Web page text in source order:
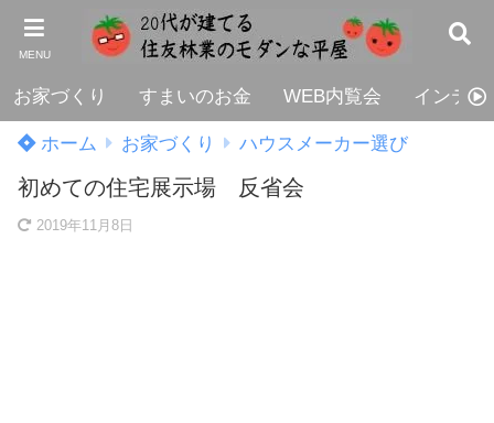
MENU
お家づくり すまいのお金 WEB内覧会 インテリ
ホーム お家づくり ハウスメーカー選び
初めての住宅展示場 反省会
2019年11月8日